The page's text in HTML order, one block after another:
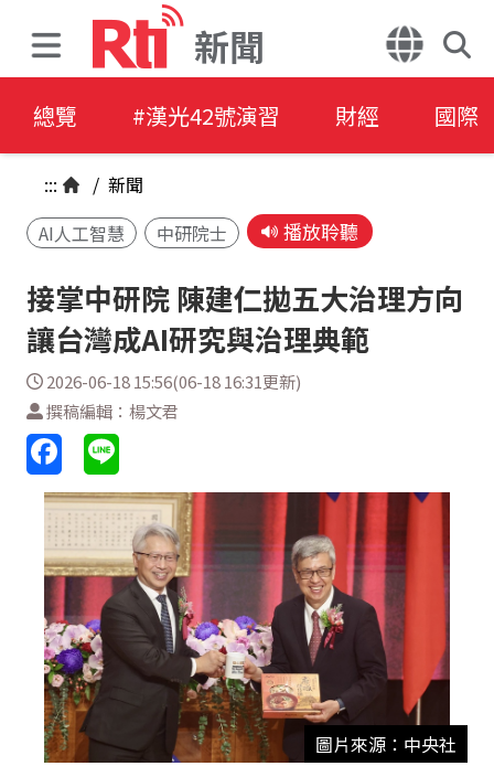
新聞
總覽 #漢光42號演習 財經 國際
::: / 新聞
AI人工智慧
中研院士 播放聆聽
接掌中研院 陳建仁拋五大治理方向
讓台灣成AI研究與治理典範
2026-06-18 15:56(06-18 16:31更新)
撰稿編輯：楊文君
圖片來源：中央社